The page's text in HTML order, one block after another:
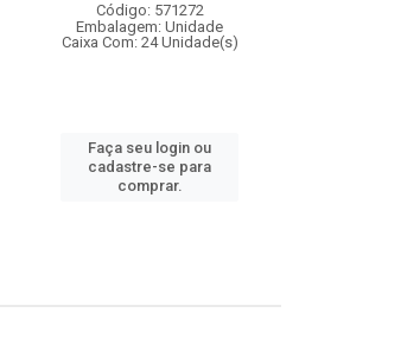
Código: 571272
Embalagem: Unidade
Caixa Com: 24 Unidade(s)
Faça seu login ou
cadastre-se para
comprar.